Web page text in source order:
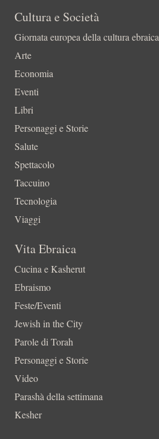
Cultura e Società
Giornata europea della cultura ebraica
Arte
Economia
Eventi
Libri
Personaggi e Storie
Salute
Spettacolo
Taccuino
Tecnologia
Viaggi
Vita Ebraica
Cucina e Kasherut
Ebraismo
Feste/Eventi
Jewish in the City
Parole di Torah
Personaggi e Storie
Video
Parashà della settimana
Kesher